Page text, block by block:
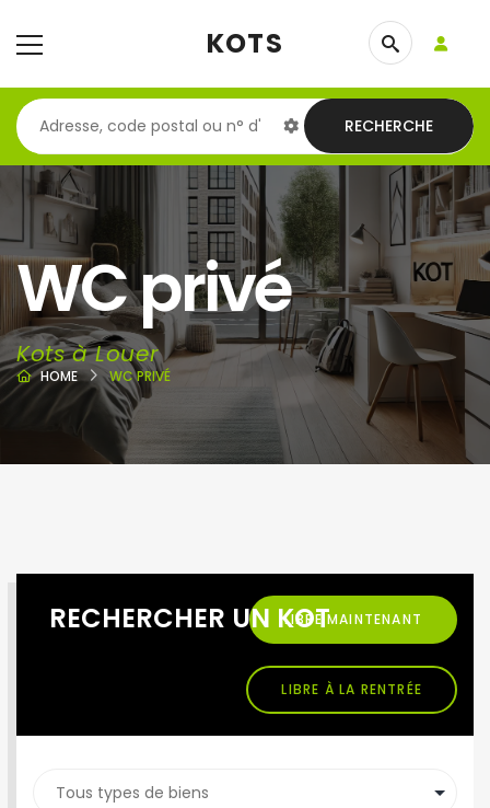
KOTS
RECHERCHE
WC privé
Kots à Louer
HOME WC PRIVÉ
RECHERCHER UN KOTLIBRE MAINTENANT
LIBRE À LA RENTRÉE